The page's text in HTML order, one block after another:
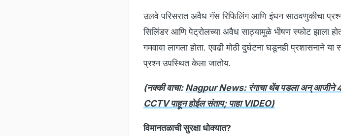
उलवे परिसरात अवैध गॅस रिफिलिंग आणि इंधन साठवणुकीचा प्रश्न
सिलिंडर आणि पेट्रोलच्या अवैध साठ्यामुळे भीषण स्फोट झाला
गमवावा लागला होता. एवढी मोठी दुर्घटना घडूनही प्रशासनाने
प्रश्न उपस्थित केला जातोय.
(नक्की वाचा:Nagpur News: रंगाचा थेंब पडला अन् आजीने 4
CCTV पाहून होईल संताप; पाहा VIDEO)
विमानतळाची सुरक्षा धोक्यात?